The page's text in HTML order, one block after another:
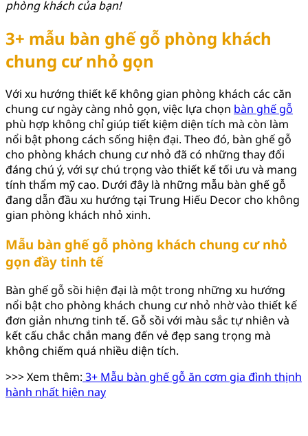
phòng khách của bạn!
3+ mẫu bàn ghế gỗ phòng khách
chung cư nhỏ gọn
Với xu hướng thiết kế không gian phòng khách các căn
chung cư ngày càng nhỏ gọn, việc lựa chọn bàn ghế gỗ
phù hợp không chỉ giúp tiết kiệm diện tích mà còn làm
nổi bật phong cách sống hiện đại. Theo đó, bàn ghế gỗ
cho phòng khách chung cư nhỏ đã có những thay đổi
đáng chú ý, với sự chú trọng vào thiết kế tối ưu và mang
tính thẩm mỹ cao. Dưới đây là những mẫu bàn ghế gỗ
đang dẫn đầu xu hướng tại Trung Hiếu Decor cho không
gian phòng khách nhỏ xinh.
Mẫu bàn ghế gỗ phòng khách chung cư nhỏ
gọn đầy tinh tế
Bàn ghế gỗ sồi hiện đại là một trong những xu hướng
nổi bật cho phòng khách chung cư nhỏ nhờ vào thiết kế
đơn giản nhưng tinh tế. Gỗ sồi với màu sắc tự nhiên và
kết cấu chắc chắn mang đến vẻ đẹp sang trọng mà
không chiếm quá nhiều diện tích.
>>> Xem thêm: 3+ Mẫu bàn ghế gỗ ăn cơm gia đình thịnh
hành nhất hiện nay